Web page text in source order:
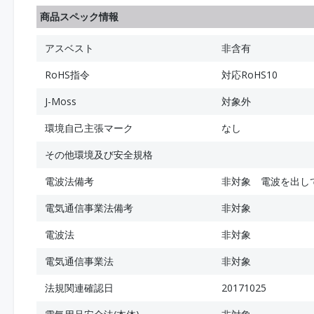
商品スペック情報
アスベスト
非含有
RoHS指令
対応RoHS10
J-Moss
対象外
環境自己主張マーク
なし
その他環境及び安全規格
電波法備考
非対象 電波を出し
電気通信事業法備考
非対象
電波法
非対象
電気通信事業法
非対象
法規関連確認日
20171025